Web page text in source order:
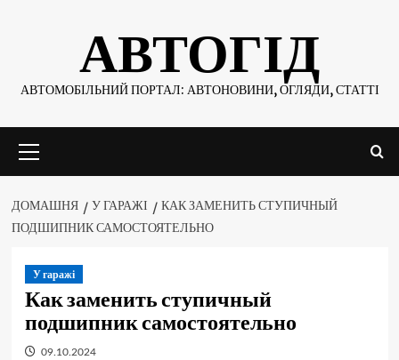
АВТОГІД
АВТОМОБІЛЬНИЙ ПОРТАЛ: АВТОНОВИНИ, ОГЛЯДИ, СТАТТІ
меню
ДОМАШНЯ У ГАРАЖІ
КАК ЗАМЕНИТЬ СТУПИЧНЫЙ
ПОДШИПНИК САМОСТОЯТЕЛЬНО
У гаражі
Как заменить ступичный
подшипник самостоятельно
09.10.2024